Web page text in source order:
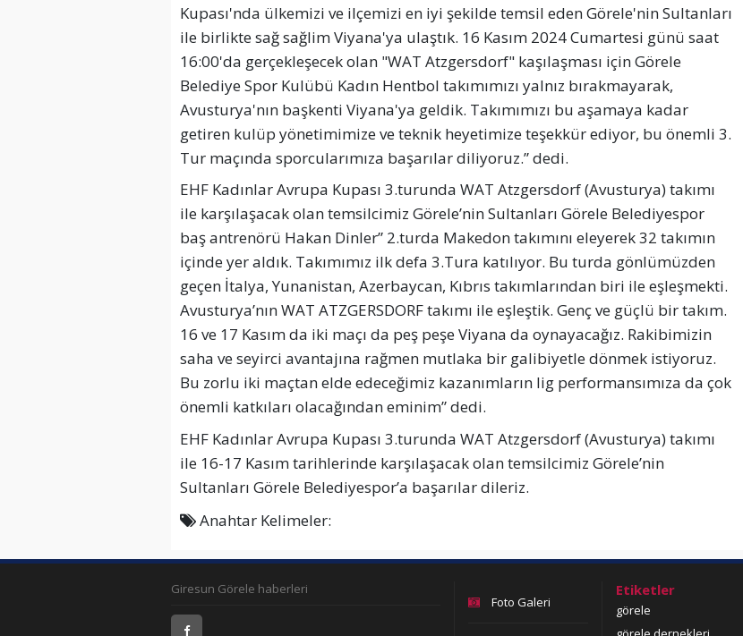
Kupası'nda ülkemizi ve ilçemizi en iyi şekilde temsil eden Görele'nin Sultanları
ile birlikte sağ sağlim Viyana'ya ulaştık. 16 Kasım 2024 Cumartesi günü saat
16:00'da gerçekleşecek olan "WAT Atzgersdorf" kaşılaşması için Görele
Belediye Spor Kulübü Kadın Hentbol takımımızı yalnız bırakmayarak,
Avusturya'nın başkenti Viyana'ya geldik. Takımımızı bu aşamaya kadar
getiren kulüp yönetimimize ve teknik heyetimize teşekkür ediyor, bu önemli 3.
Tur maçında sporcularımıza başarılar diliyoruz.” dedi.
EHF Kadınlar Avrupa Kupası 3.turunda WAT Atzgersdorf (Avusturya) takımı
ile karşılaşacak olan temsilcimiz Görele’nin Sultanları Görele Belediyespor
baş antrenörü Hakan Dinler” 2.turda Makedon takımını eleyerek 32 takımın
içinde yer aldık. Takımımız ilk defa 3.Tura katılıyor. Bu turda gönlümüzden
geçen İtalya, Yunanistan, Azerbaycan, Kıbrıs takımlarından biri ile eşleşmekti.
Avusturya’nın WAT ATZGERSDORF takımı ile eşleştik. Genç ve güçlü bir takım.
16 ve 17 Kasım da iki maçı da peş peşe Viyana da oynayacağız. Rakibimizin
saha ve seyirci avantajına rağmen mutlaka bir galibiyetle dönmek istiyoruz.
Bu zorlu iki maçtan elde edeceğimiz kazanımların lig performansımıza da çok
önemli katkıları olacağından eminim” dedi.
EHF Kadınlar Avrupa Kupası 3.turunda WAT Atzgersdorf (Avusturya) takımı
ile 16-17 Kasım tarihlerinde karşılaşacak olan temsilcimiz Görele’nin
Sultanları Görele Belediyespor’a başarılar dileriz.
Anahtar Kelimeler:
Giresun Görele haberleri
Foto Galeri
Etiketler
görele